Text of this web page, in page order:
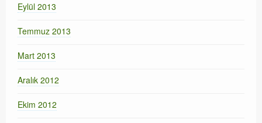
Eylül 2013
Temmuz 2013
Mart 2013
Aralık 2012
Ekim 2012